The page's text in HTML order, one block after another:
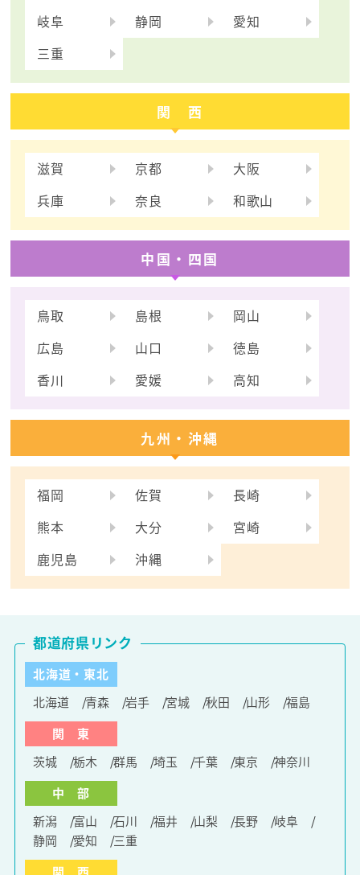
岐阜
静岡
愛知
三重
関 西
滋賀 京都
大阪
兵庫
奈良 和歌山
中国・四国
鳥取 島根
岡山
広島
山口
徳島
香川
愛媛 高知
九州・沖縄
福岡 佐賀
長崎
熊本
大分
宮崎
鹿児島
沖縄
北海道・東北
北海道
青森 岩手 宮城 秋田 山形
福島
関 東
茨城
栃木 群馬 埼玉 千葉 東京
神奈川
中 部
新潟
富山 石川 福井 山梨 長野
岐阜
静岡
愛知
三重
都道府県リンク